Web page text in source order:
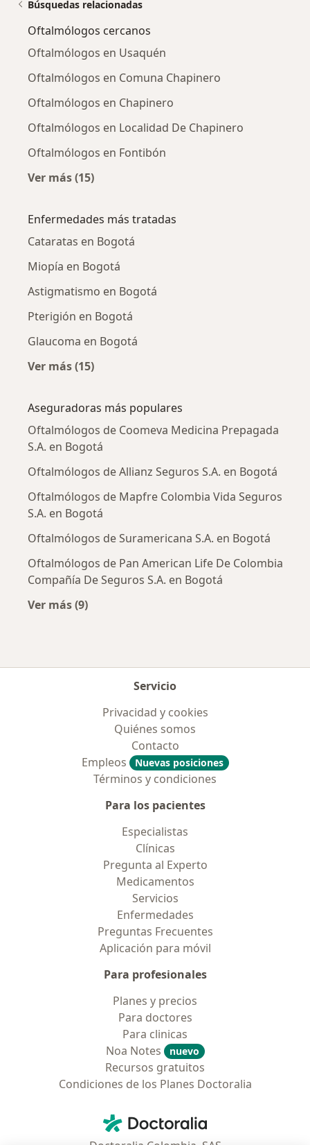
Búsquedas relacionadas
Oftalmólogos cercanos
Oftalmólogos en Usaquén
Oftalmólogos en Comuna Chapinero
Oftalmólogos en Chapinero
Oftalmólogos en Localidad De Chapinero
Oftalmólogos en Fontibón
Ver más (15)
Enfermedades más tratadas
Cataratas en Bogotá
Miopía en Bogotá
Astigmatismo en Bogotá
Pterigión en Bogotá
Glaucoma en Bogotá
Ver más (15)
Aseguradoras más populares
Oftalmólogos de Coomeva Medicina Prepagada
S.A. en Bogotá
Oftalmólogos de Allianz Seguros S.A. en Bogotá
Oftalmólogos de Mapfre Colombia Vida Seguros
S.A. en Bogotá
Oftalmólogos de Suramericana S.A. en Bogotá
Oftalmólogos de Pan American Life De Colombia
Compañía De Seguros S.A. en Bogotá
Ver más (9)
Servicio
Privacidad y cookies
Quiénes somos
Contacto
Empleos
Nuevas posiciones
Términos y condiciones
Para los pacientes
Especialistas
Clínicas
Pregunta al Experto
Medicamentos
Servicios
Enfermedades
Preguntas Frecuentes
Aplicación para móvil
Para profesionales
Planes y precios
Para doctores
Para clinicas
Noa Notes
nuevo
Recursos gratuitos
Condiciones de los Planes Doctoralia
Doctoralia - Página de inicio